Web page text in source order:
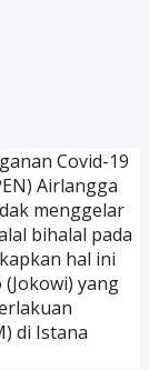
Covid-19
Airlangga
menggelar
bihalal pada
hal ini
yang
di Istana